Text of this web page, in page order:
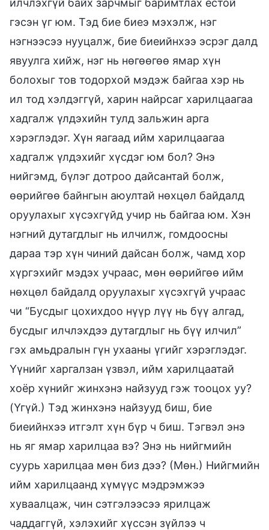
гэсэн үг юм. Тэд бие биеэ мэхэлж, нэг
нэгнээсээ нууцалж, бие биеийнхээ эсрэг далд
явуулга хийж, нэг нь нөгөөгөө ямар хүн
болохыг тов тодорхой мэдэж байгаа хэр нь
ил тод хэлдэггүй, харин найрсаг харилцаагаа
хадгалж үлдэхийн тулд зальжин арга
хэрэглэдэг. Хүн яагаад ийм харилцаагаа
хадгалж үлдэхийг хүсдэг юм бол? Энэ
нийгэмд, бүлэг дотроо дайсантай болж,
өөрийгөө байнгын аюултай нөхцөл байдалд
оруулахыг хүсэхгүйд учир нь байгаа юм. Хэн
нэгний дутагдлыг нь илчилж, гомдоосны
дараа тэр хүн чиний дайсан болж, чамд хор
хүргэхийг мэдэх учраас, мөн өөрийгөө ийм
нөхцөл байдалд оруулахыг хүсэхгүй учраас
чи “Бусдыг цохихдоо нүүр лүү нь бүү алгад,
бусдыг илчлэхдээ дутагдлыг нь бүү илчил”
гэх амьдралын гүн ухааны үгийг хэрэглэдэг.
Үүнийг харгалзан үзвэл, ийм харилцаатай
хоёр хүнийг жинхэнэ найзууд гэж тооцох уу?
(Үгүй.) Тэд жинхэнэ найзууд биш, бие
биеийнхээ итгэлт хүн бүр ч биш. Тэгвэл энэ
нь яг ямар харилцаа вэ? Энэ нь нийгмийн
суурь харилцаа мөн биз дээ? (Мөн.) Нийгмийн
ийм харилцаанд хүмүүс мэдрэмжээ
хуваалцаж, чин сэтгэлээсээ ярилцаж
чаддаггүй, хэлэхийг хүссэн зүйлээ ч